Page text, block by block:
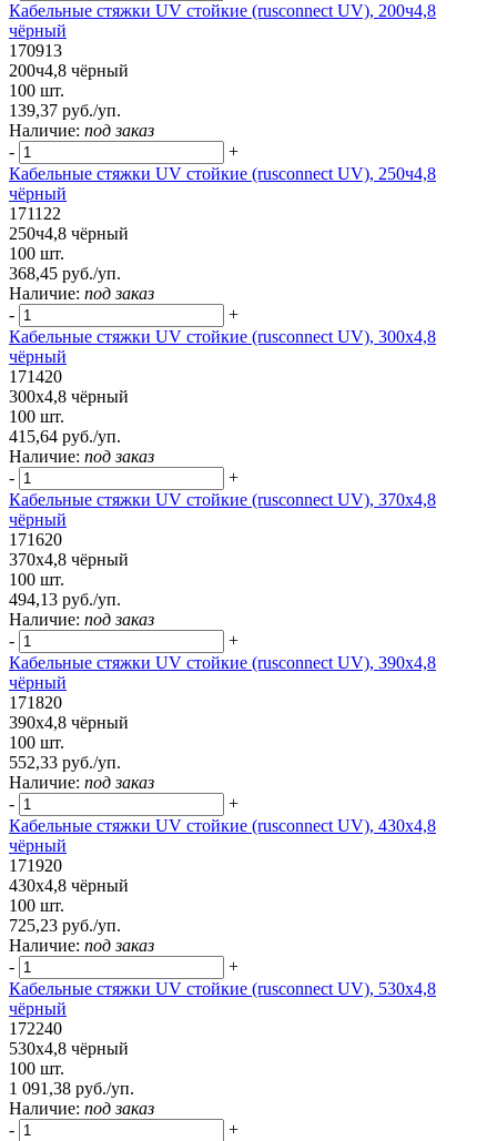
Кабельные стяжки UV стойкие (rusconnect UV), 200ч4,8
чёрный
170913
200ч4,8 чёрный
100 шт.
139,37 руб./уп.
Наличие: под заказ
-
+
Кабельные стяжки UV стойкие (rusconnect UV), 250ч4,8
чёрный
171122
250ч4,8 чёрный
100 шт.
368,45 руб./уп.
Наличие: под заказ
-
+
Кабельные стяжки UV стойкие (rusconnect UV), 300x4,8
чёрный
171420
300x4,8 чёрный
100 шт.
415,64 руб./уп.
Наличие: под заказ
-
+
Кабельные стяжки UV стойкие (rusconnect UV), 370х4,8
чёрный
171620
370х4,8 чёрный
100 шт.
494,13 руб./уп.
Наличие: под заказ
-
+
Кабельные стяжки UV стойкие (rusconnect UV), 390х4,8
чёрный
171820
390х4,8 чёрный
100 шт.
552,33 руб./уп.
Наличие: под заказ
-
+
Кабельные стяжки UV стойкие (rusconnect UV), 430х4,8
чёрный
171920
430х4,8 чёрный
100 шт.
725,23 руб./уп.
Наличие: под заказ
-
+
Кабельные стяжки UV стойкие (rusconnect UV), 530х4,8
чёрный
172240
530х4,8 чёрный
100 шт.
1 091,38 руб./уп.
Наличие: под заказ
-
+